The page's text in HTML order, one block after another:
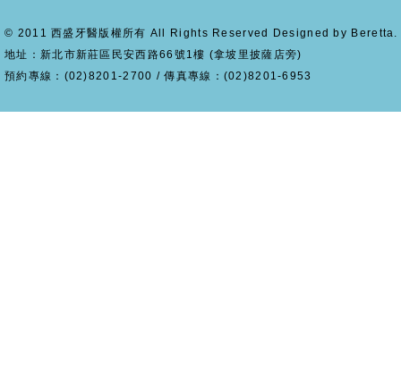
© 2011 西盛牙醫版權所有 All Rights Reserved Designed by Beretta.
地址：新北市新莊區民安西路66號1樓 (拿坡里披薩店旁)
預約專線：(02)8201-2700 / 傳真專線：(02)8201-6953